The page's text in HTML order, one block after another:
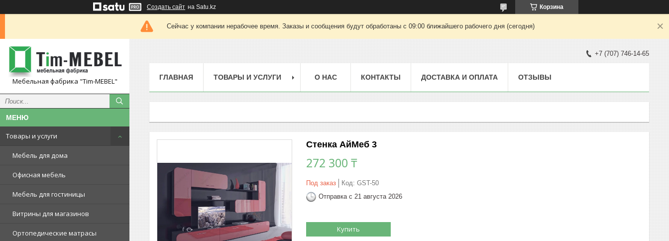
Создать сайт на Satu.kz Корзина
Сейчас у компании нерабочее время. Заказы и сообщения будут обработаны с 09:00 ближайшего рабочего дня (сегодня)
Мебельная фабрика "Tim-MEBEL"
Товары и услуги
Мебель для дома
Офисная мебель
Мебель для гостиницы
Витрины для магазинов
Ортопедические матрасы
+7 (707) 746-14-65
ГЛАВНАЯ ТОВАРЫ И УСЛУГИ О НАС КОНТАКТЫ ДОСТАВКА И ОПЛАТА ОТЗЫВЫ
Стенка АйМеб 3
272 300 ₸
Под заказ Код: GST-50
Отправка с 21 августа 2026
Купить